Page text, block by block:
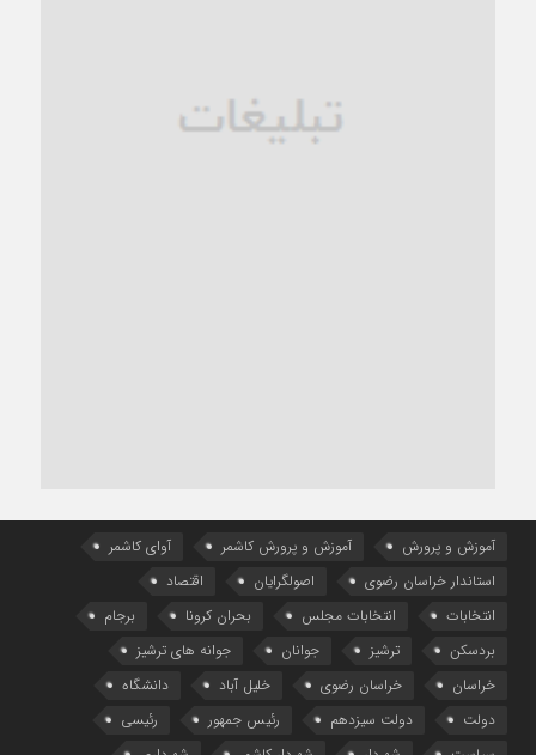
آموزش و پرورش آموزش و پرورش کاشمر
آوای کاشمر
استاندار خراسان رضوی
اصولگرایان
اقتصاد
انتخابات
انتخابات مجلس بحران کرونا
برجام
بردسکن
ترشیز جوانان
جوانه های ترشیز
خراسان
خراسان رضوی خلیل آباد
دانشگاه
دولت
دولت سیزدهم رئیس جمهور
رئیسی